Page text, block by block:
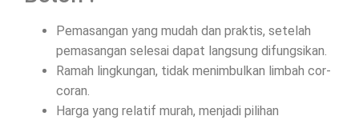
Pemasangan yang mudah dan praktis, setelah
pemasangan selesai dapat langsung difungsikan.
Ramah lingkungan, tidak menimbulkan limbah cor-
coran.
Harga yang relatif murah, menjadi pilihan